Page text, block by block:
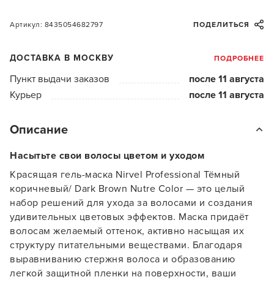
Артикул: 8435054682797 ПОДЕЛИТЬСЯ
ДОСТАВКА В МОСКВУ ПОДРОБНЕЕ
Пункт выдачи заказов
после 11 августа
Курьер
после 11 августа
Описание
Насытьте свои волосы цветом и уходом
Красящая гель-маска Nirvel Professional Тёмный
коричневый/ Dark Brown Nutre Color — это целый
набор решений для ухода за волосами и создания
удивительных цветовых эффектов. Маска придаёт
волосам желаемый оттенок, активно насыщая их
структуру питательными веществами. Благодаря
выравниванию стержня волоса и образованию
легкой защитной пленки на поверхности, ваши